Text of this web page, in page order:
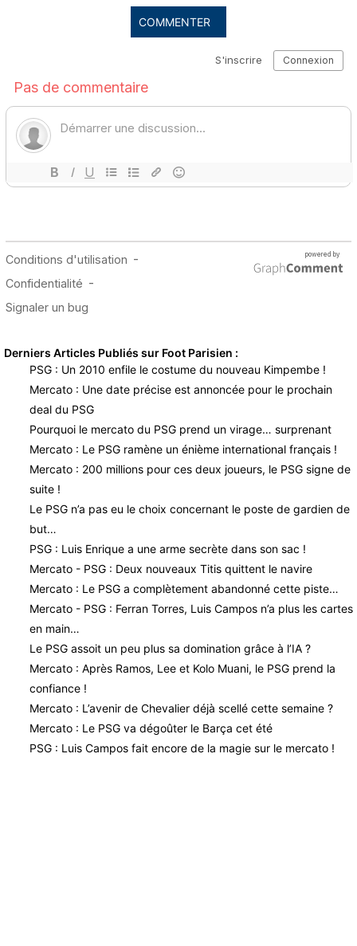
COMMENTER
Derniers Articles Publiés sur Foot Parisien :
PSG : Un 2010 enfile le costume du nouveau Kimpembe !
Mercato : Une date précise est annoncée pour le prochain
deal du PSG
Pourquoi le mercato du PSG prend un virage… surprenant
Mercato : Le PSG ramène un énième international français !
Mercato : 200 millions pour ces deux joueurs, le PSG signe de
suite !
Le PSG n’a pas eu le choix concernant le poste de gardien de
but…
PSG : Luis Enrique a une arme secrète dans son sac !
Mercato - PSG : Deux nouveaux Titis quittent le navire
Mercato : Le PSG a complètement abandonné cette piste…
Mercato - PSG : Ferran Torres, Luis Campos n’a plus les cartes
en main…
Le PSG assoit un peu plus sa domination grâce à l’IA ?
Mercato : Après Ramos, Lee et Kolo Muani, le PSG prend la
confiance !
Mercato : L’avenir de Chevalier déjà scellé cette semaine ?
Mercato : Le PSG va dégoûter le Barça cet été
PSG : Luis Campos fait encore de la magie sur le mercato !